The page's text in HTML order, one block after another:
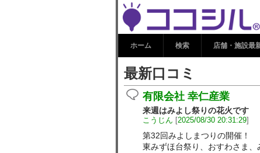
最新口コミ |
ホーム 検索 店舗・施設最
最新口コミ
有限会社 幸仁産業
来週はみよし祭りの花火です
こうじん [2025/08/30 20:31:29]
第32回みよしまつりの開催！
東みずほ台祭り、おすわさま